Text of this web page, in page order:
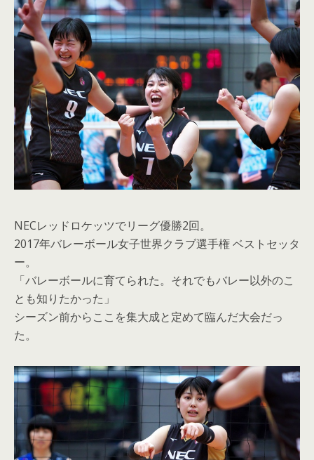
NECレッドロケッツでリーグ優勝2回。
2017年バレーボール女子世界クラブ選手権 ベストセッタ
ー。
「バレーボールに育てられた。それでもバレー以外のこ
とも知りたかった」
シーズン前からここを集大成と定めて臨んだ大会だっ
た。